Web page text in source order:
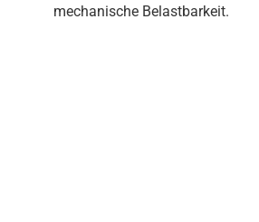
mechanische Belastbarkeit.